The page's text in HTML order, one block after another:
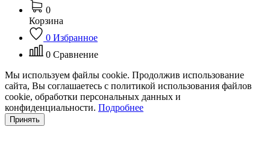
0
Корзина
0 Избранное
0 Сравнение
Мы используем файлы cookie. Продолжив использование
сайта, Вы соглашаетесь с политикой использования файлов
cookie, обработки персональных данных и
конфиденциальности. Подробнее
Принять